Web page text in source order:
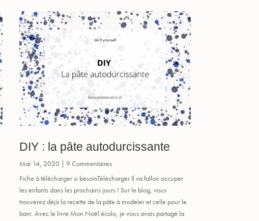
DIY : la pâte autodurcissante
Mar 14, 2020| 9 Commentaires
Fiche à télécharger si besoinTélécharger Il va falloir occuper
les enfants dans les prochains jours ! Sur le blog, vous
trouverez déjà la recette de la pâte à modeler et celle pour le
bain. Avec le livre Mon Noël écolo, je vous avais partagé la